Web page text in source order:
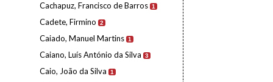
Cachapuz, Francisco de Barros 1
Cadete, Firmino 2
Caiado, Manuel Martins 1
Caiano, Luís António da Silva 3
Caio, João da Silva 1